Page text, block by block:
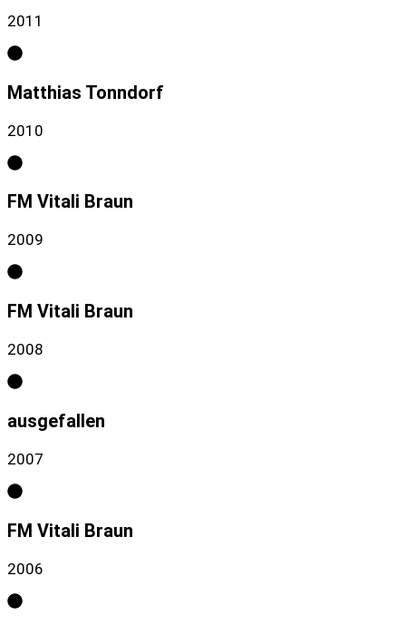
2011
Matthias Tonndorf
2010
FM Vitali Braun
2009
FM Vitali Braun
2008
ausgefallen
2007
FM Vitali Braun
2006